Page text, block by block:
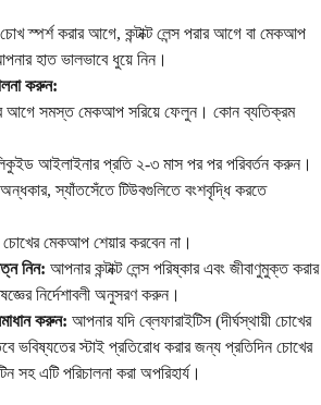
স্পর্শ করার আগে, কন্টাক্ট লেন্স পরার আগে বা মেকআপ
হাত ভালভাবে ধুয়ে নিন।
করুন:
আগে সমস্ত মেকআপ সরিয়ে ফেলুন। কোন ব্যতিক্রম
আইলাইনার প্রতি ২-৩ মাস পর পর পরিবর্তন করুন।
অন্ধকার, স্যাঁতসেঁতে টিউবগুলিতে বংশবৃদ্ধি করতে
মেকআপ শেয়ার করবেন না।
নিন: আপনার কন্টাক্ট লেন্স পরিষ্কার এবং জীবাণুমুক্ত করার
নির্দেশাবলী অনুসরণ করুন।
করুন: আপনার যদি ব্লেফারাইটিস (দীর্ঘস্থায়ী চোখের
ভবিষ্যতের স্টাই প্রতিরোধ করার জন্য প্রতিদিন চোখের
সহ এটি পরিচালনা করা অপরিহার্য।